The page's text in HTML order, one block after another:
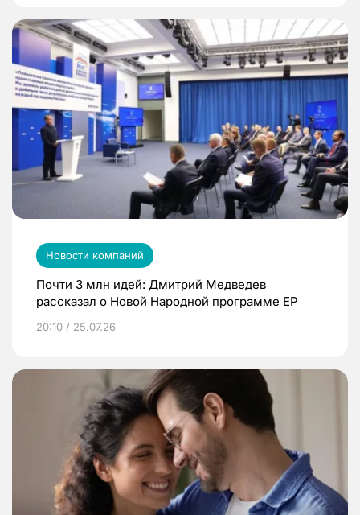
Новости компаний
Почти 3 млн идей: Дмитрий Медведев
рассказал о Новой Народной программе ЕР
20:10 / 25.07.26